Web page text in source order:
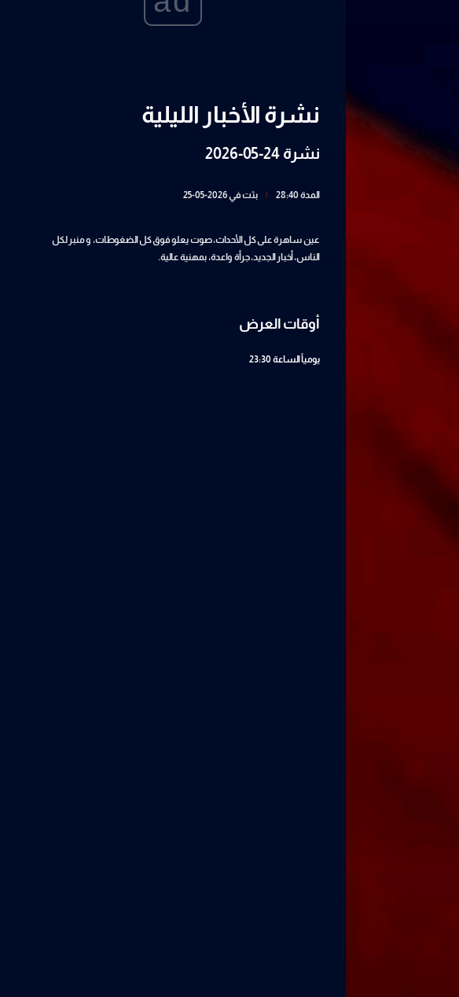
نشرة الأخبار الليلية
نشرة 24-05-2026
المدة 28:40 بثت في 2026-05-25
عين ساهرة على كل الأحداث، صوت يعلو فوق كل الضغوطات، و منبر لكل
الناس، أخبار الجديد، جرأة واعدة، بمهنية عالية.
أوقات العرض
يومياًالساعة 23:30